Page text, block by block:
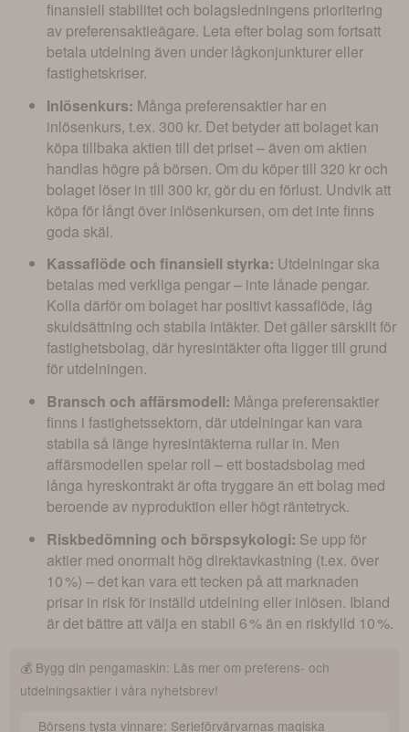
finansiell stabilitet och bolagsledningens prioritering
av preferensaktieägare. Leta efter bolag som fortsatt
betala utdelning även under lågkonjunkturer eller
fastighetskriser.
Inlösenkurs: Många preferensaktier har en
inlösenkurs, t.ex. 300 kr. Det betyder att bolaget kan
köpa tillbaka aktien till det priset – även om aktien
handlas högre på börsen. Om du köper till 320 kr och
bolaget löser in till 300 kr, gör du en förlust. Undvik att
köpa för långt över inlösenkursen, om det inte finns
goda skäl.
Kassaflöde och finansiell styrka: Utdelningar ska
betalas med verkliga pengar – inte lånade pengar.
Kolla därför om bolaget har positivt kassaflöde, låg
skuldsättning och stabila intäkter. Det gäller särskilt för
fastighetsbolag, där hyresintäkter ofta ligger till grund
för utdelningen.
Bransch och affärsmodell: Många preferensaktier
finns i fastighetssektorn, där utdelningar kan vara
stabila så länge hyresintäkterna rullar in. Men
affärsmodellen spelar roll – ett bostadsbolag med
långa hyreskontrakt är ofta tryggare än ett bolag med
beroende av nyproduktion eller högt räntetryck.
Riskbedömning och börspsykologi: Se upp för
aktier med onormalt hög direktavkastning (t.ex. över
10 %) – det kan vara ett tecken på att marknaden
prisar in risk för inställd utdelning eller inlösen. Ibland
är det bättre att välja en stabil 6 % än en riskfylld 10 %.
💰 Bygg din pengamaskin: Läs mer om preferens- och
utdelningsaktier i våra nyhetsbrev!
Börsens tysta vinnare: Serieförvärvarnas magiska